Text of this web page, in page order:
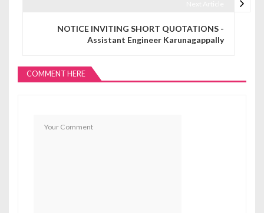
NOTICE INVITING SHORT QUOTATIONS -
Assistant Engineer Karunagappally
COMMENT HERE